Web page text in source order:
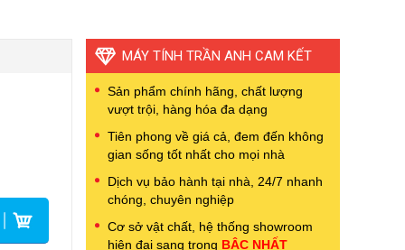
MÁY TÍNH TRẦN ANH CAM KẾT
Sản phẩm chính hãng, chất lượng
vượt trội, hàng hóa đa dạng
Tiên phong về giá cả, đem đến không
gian sống tốt nhất cho mọi nhà
Dịch vụ bảo hành tại nhà, 24/7 nhanh
chóng, chuyên nghiệp
Cơ sở vật chất, hệ thống showroom
hiện đại sang trọng BẬC NHẤT